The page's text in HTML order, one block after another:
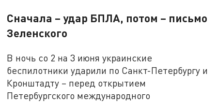
Сначала – удар БПЛА, потом – письмо
Зеленского
В ночь со 2 на 3 июня украинские
беспилотники ударили по Санкт-Петербургу и
Кронштадту – перед открытием
Петербургского международного